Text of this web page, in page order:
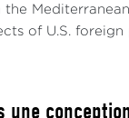
the
of U.S. foreign
une